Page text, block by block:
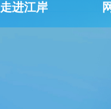
走进江岸